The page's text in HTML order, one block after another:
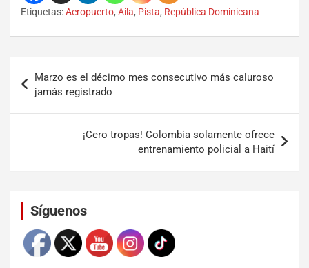
Etiquetas:Aeropuerto, Aila, Pista, República Dominicana
Marzo es el décimo mes consecutivo más caluroso
jamás registrado
¡Cero tropas! Colombia solamente ofrece
entrenamiento policial a Haití
Síguenos